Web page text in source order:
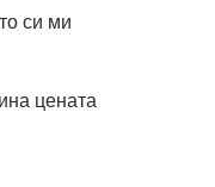
си ми
цената